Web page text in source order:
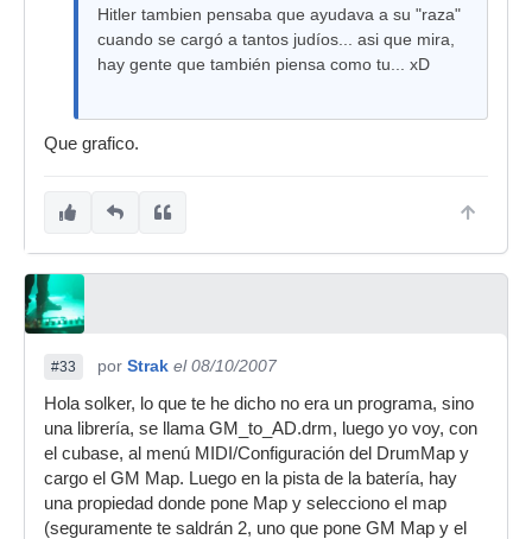
Hitler tambien pensaba que ayudava a su "raza"
cuando se cargó a tantos judíos... asi que mira,
hay gente que también piensa como tu... xD
Que grafico.
#33 por Strak el 08/10/2007
Hola solker, lo que te he dicho no era un programa, sino
una librería, se llama GM_to_AD.drm, luego yo voy, con
el cubase, al menú MIDI/Configuración del DrumMap y
cargo el GM Map. Luego en la pista de la batería, hay
una propiedad donde pone Map y selecciono el map
(seguramente te saldrán 2, uno que pone GM Map y el